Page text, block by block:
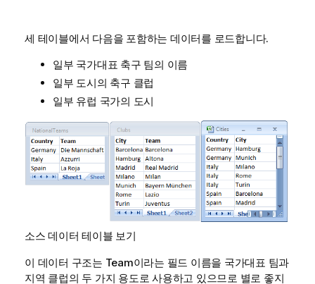
세 테이블에서 다음을 포함하는 데이터를 로드합니다.
일부 국가대표 축구 팀의 이름
일부 도시의 축구 클럽
일부 유럽 국가의 도시
소스 데이터 테이블 보기
이 데이터 구조는 Team이라는 필드 이름을 국가대표 팀과
지역 클럽의 두 가지 용도로 사용하고 있으므로 별로 좋지